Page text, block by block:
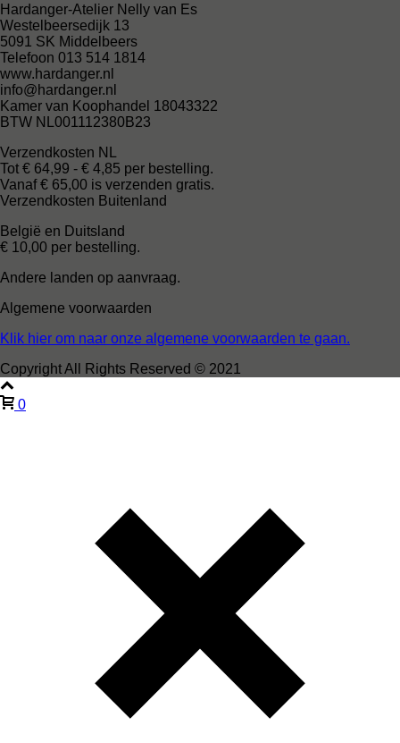
Hardanger-Atelier Nelly van Es
Westelbeersedijk 13
5091 SK Middelbeers
Telefoon 013 514 1814
www.hardanger.nl
info@hardanger.nl
Kamer van Koophandel 18043322
BTW NL001112380B23
Verzendkosten NL
Tot € 64,99 - € 4,85 per bestelling.
Vanaf € 65,00 is verzenden gratis.
Verzendkosten Buitenland
België en Duitsland
€ 10,00 per bestelling.
Andere landen op aanvraag.
Algemene voorwaarden
Klik hier om naar onze algemene voorwaarden te gaan.
Copyright All Rights Reserved © 2021
0